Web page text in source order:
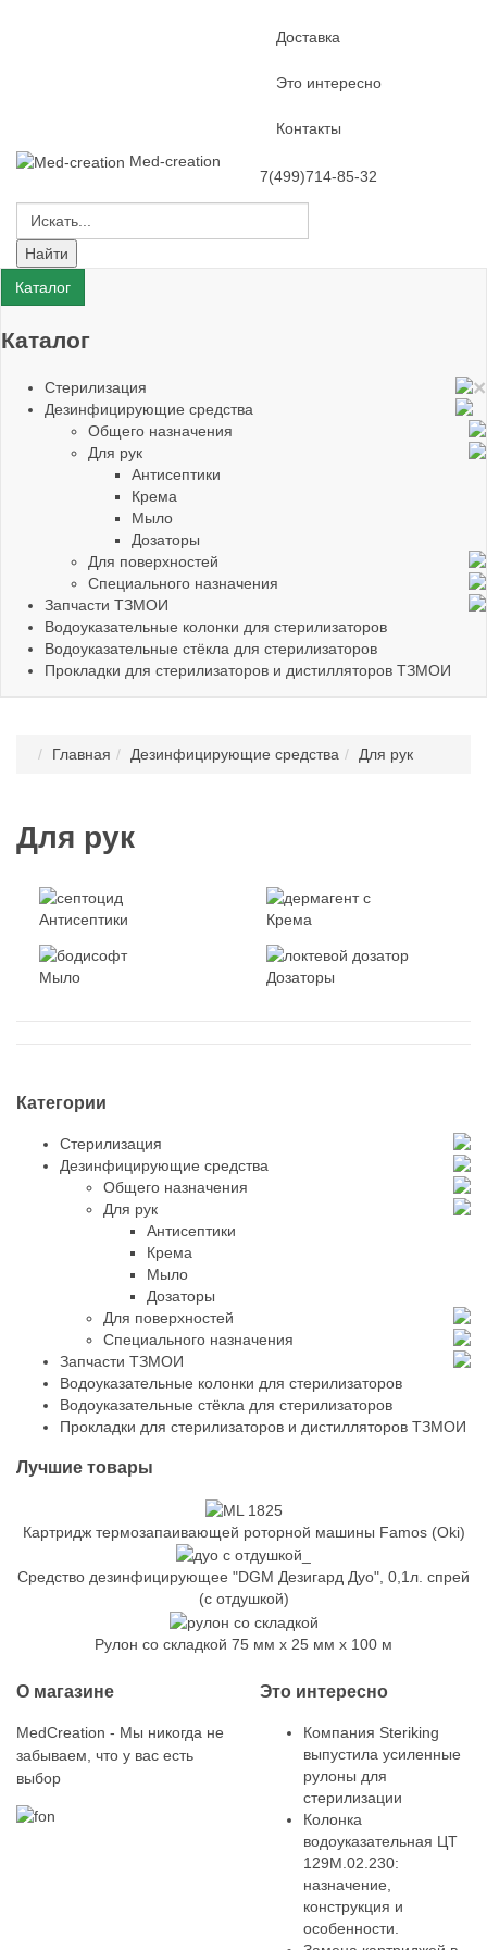
Доставка
Это интересно
Контакты
Med-creation
7(499)714-85-32
Каталог
Каталог
×
Стерилизация
Дезинфицирующие средства
Общего назначения
Для рук
Антисептики
Крема
Мыло
Дозаторы
Для поверхностей
Специального назначения
Запчасти ТЗМОИ
Водоуказательные колонки для стерилизаторов
Водоуказательные стёкла для стерилизаторов
Прокладки для стерилизаторов и дистилляторов ТЗМОИ
Главная Дезинфицирующие средства Для рук
Для рук
Антисептики Крема
Мыло Дозаторы
Категории
Стерилизация
Дезинфицирующие средства
Общего назначения
Для рук
Антисептики
Крема
Мыло
Дозаторы
Для поверхностей
Специального назначения
Запчасти ТЗМОИ
Водоуказательные колонки для стерилизаторов
Водоуказательные стёкла для стерилизаторов
Прокладки для стерилизаторов и дистилляторов ТЗМОИ
Лучшие товары
Картридж термозапаивающей роторной машины Famos (Oki)
Средство дезинфицирующее "DGM Дезигард Дуо", 0,1л. спрей
(с отдушкой)
Рулон со складкой 75 мм x 25 мм x 100 м
О магазине
MedCreation - Мы никогда не
забываем, что у вас есть
выбор
Это интересно
Компания Steriking
выпустила усиленные
рулоны для
стерилизации
Колонка
водоуказательная ЦТ
129М.02.230:
назначение,
конструкция и
особенности.